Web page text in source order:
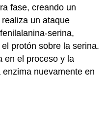
fase, creando un
un ataque
serina,
protón sobre la serina.
en el proceso y la
nuevamente en